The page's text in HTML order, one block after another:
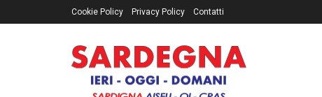
Cookie Policy Privacy Policy Contatti